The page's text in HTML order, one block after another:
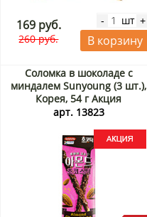
169 руб.
260 руб.
- шт +
В корзину
Соломка в шоколаде с
миндалем Sunyoung (3 шт.),
Корея, 54 г Акция
арт. 13823